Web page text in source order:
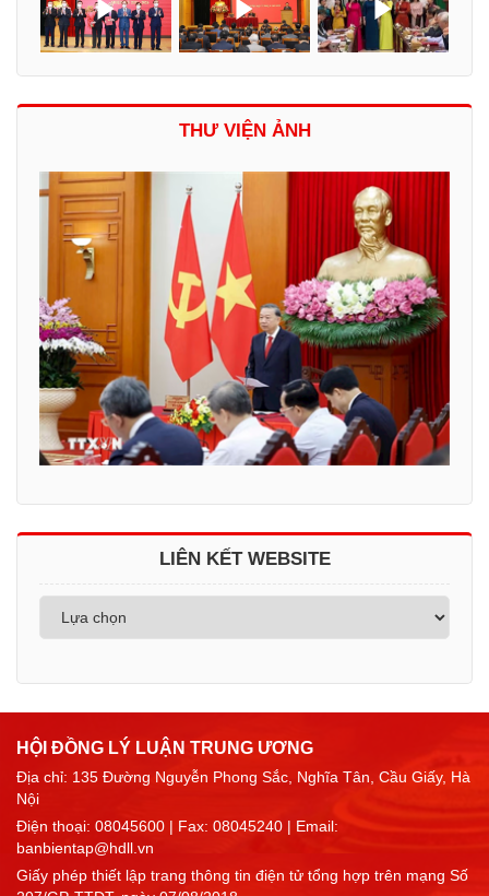
THƯ VIỆN ẢNH
LIÊN KẾT WEBSITE
HỘI ĐỒNG LÝ LUẬN TRUNG ƯƠNG
Địa chỉ: 135 Đường Nguyễn Phong Sắc, Nghĩa Tân, Cầu Giấy, Hà
Nội
Điện thoại: 08045600 | Fax: 08045240 | Email:
banbientap@hdll.vn
Giấy phép thiết lập trang thông tin điện tử tổng hợp trên mạng Số